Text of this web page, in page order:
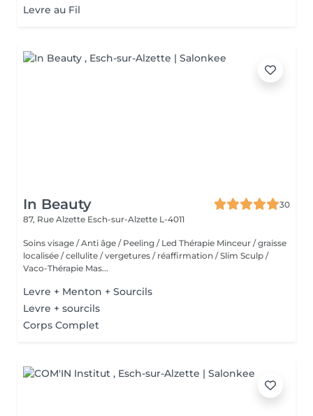
Levre au Fil
In Beauty
30
87, Rue Alzette Esch-sur-Alzette L-4011
Soins visage / Anti âge / Peeling / Led Thérapie Minceur / graisse
localisée / cellulite / vergetures / réaffirmation / Slim Sculp /
Vaco-Thérapie Mas...
Levre + Menton + Sourcils
Levre + sourcils
Corps Complet